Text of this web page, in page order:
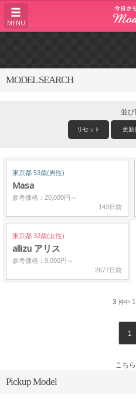
MENU
MODEL SEARCH
並
リセット 更新
東京都 53歳(男性)
Masa
参考価格：20,000円～
143日前
東京都 32歳(女性)
allizu アリス
参考価格：9,000円～
2677日前
3 件中
1
こち
Pickup Model